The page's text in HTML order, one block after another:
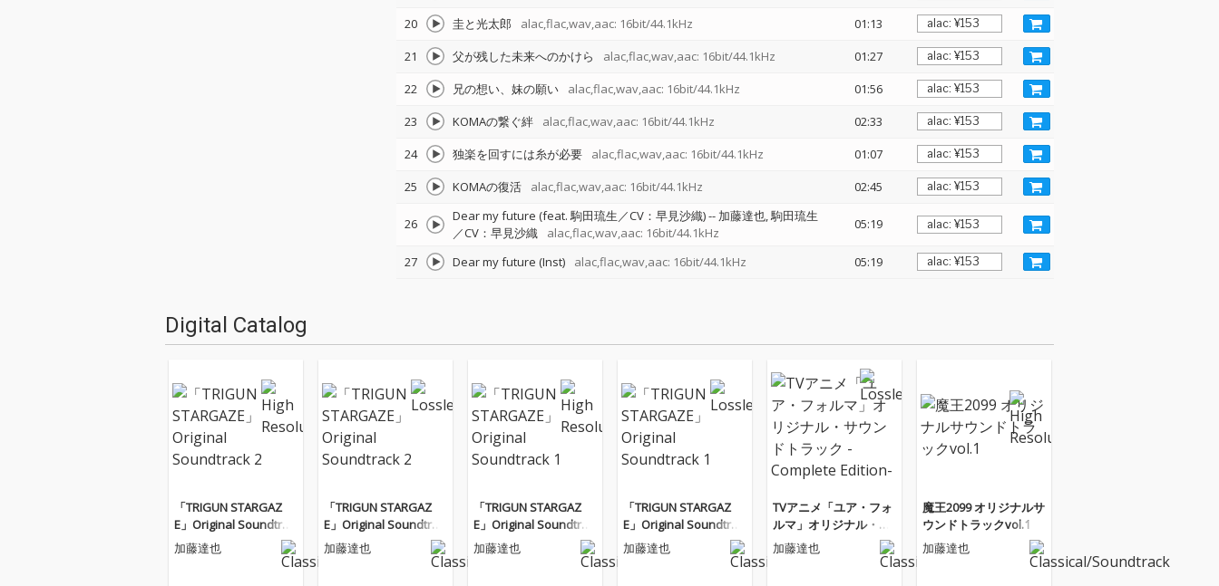
20
圭と光太郎 alac,flac,wav,aac: 16bit/44.1kHz
01:13
21
父が残した未来へのかけら alac,flac,wav,aac: 16bit/44.1kHz
01:27
22
兄の想い、妹の願い alac,flac,wav,aac: 16bit/44.1kHz
01:56
23
KOMAの繋ぐ絆 alac,flac,wav,aac: 16bit/44.1kHz
02:33
24
独楽を回すには糸が必要 alac,flac,wav,aac: 16bit/44.1kHz
01:07
25
KOMAの復活 alac,flac,wav,aac: 16bit/44.1kHz 02:45
26 Dear my future (feat. 駒田琉生／CV：早見沙織)-- 加藤達也 駒田琉生
／CV：早見沙織
alac,flac,wav,aac: 16bit/44.1kHz
05:19
27 Dear my future (Inst) alac,flac,wav,aac: 16bit/44.1kHz 05:19
Digital Catalog
「TRIGUN STARGAZ
E」Original Soundtrac
k 2
加藤達也
「TRIGUN STARGAZ
E」Original Soundtrac
k 2
加藤達也
「TRIGUN STARGAZ
E」Original Soundtrac
k 1
加藤達也
「TRIGUN STARGAZ
E」Original Soundtrac
k 1
加藤達也
TVアニメ「ユア・フォ
ルマ」オリジナル・サ
ウンドトラック -Compl
ete Edition-
加藤達也
魔王2099 オリジナルサ
ウンドトラックvol.1
加藤達也